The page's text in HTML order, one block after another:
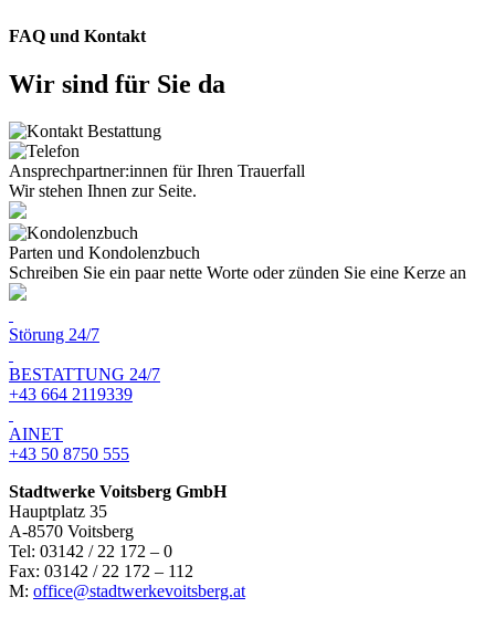
FAQ und Kontakt
Wir sind für Sie da
Ansprechpartner:innen für Ihren Trauerfall
Wir stehen Ihnen zur Seite.
Parten und Kondolenzbuch
Schreiben Sie ein paar nette Worte oder zünden Sie eine Kerze an
Störung 24/7
BESTATTUNG 24/7
+43 664 2119339
AINET
+43 50 8750 555
Stadtwerke Voitsberg GmbH
Hauptplatz 35
A-8570 Voitsberg
Tel: 03142 / 22 172 – 0
Fax: 03142 / 22 172 – 112
M: office@stadtwerkevoitsberg.at